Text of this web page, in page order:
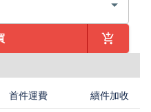
首件運費 續件加收